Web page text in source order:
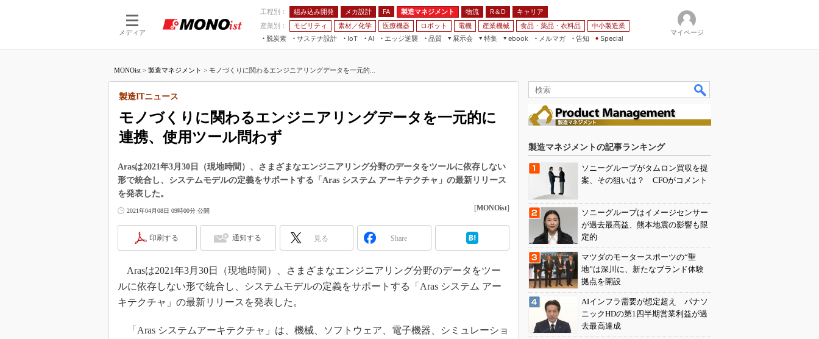
メディア
工程別： 組み込み開発 メカ設計 FA 製造マネジメント 物流 R＆D
キャリア
産業別：
モビリティ 素材／化学 医療機器 ロボット 電機 産業機械 食品・薬品・衣料品
中小製造業
脱炭素
サステナ設計
IoT
つながる工場
AI
AI×設備保全
エッジ逆襲 品質
展示会
JIMTOF
IIFES
TECHNO-FRONTIER
EdgeTech+
日本ものづくりワールド
AUTOMOTIVE WORLD
産業オープンネット展
特集
つながるクルマ
VR／AR
フィールドサービス
組み込み画像技術
組み込みモデリング
ISO26262
3Dプリンタ
インダストリー4.0
ebook
FA
モビリティ
メルマガ
告知 Special
マイページ
MONOist > 製造マネジメント > モノづくりに関わるエンジニアリングデータを一元的...
モノづくりに関わるエンジニアリングデータを一元的に
連携、使用ツール問わず
製造ITニュース
Arasは2021年3月30日（現地時間）、さまざまなエンジニアリング分野のデータをツールに依存しない
形で統合し、システムモデルの定義をサポートする「Aras システム アーキテクチャ」の最新リリース
を発表した。
2021年04月08日 09時00分 公開 [MONOist]
印刷する 通知する 見る Share
Arasは2021年3月30日（現地時間）、さまざまなエンジニアリング分野のデータをツー
ルに依存しない形で統合し、システムモデルの定義をサポートする「Aras システム アー
キテクチャ」の最新リリースを発表した。
「Aras システムアーキテクチャ」は、機械、ソフトウェア、電子機器、シミュレーショ
製造マネジメントの記事ランキング
ソニーグループがタムロン買収を提
案、その狙いは？ CFOがコメント
ソニーグループはイメージセンサー
が過去最高益、熊本地震の影響も限
定的
マツダのモータースポーツの“聖
地”は深川に、新たなブランド体験
拠点を開設
AIインフラ需要が想定超え パナソ
ニックHDの第1四半期営業利益が過
去最高達成